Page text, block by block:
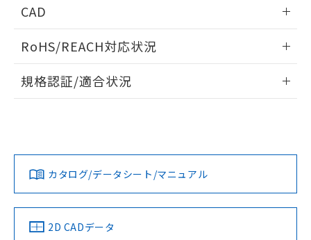
開閉容量
CAD
ドすることができます。
ログイン/会員登録
ダウンロードデータをご利用いただく前に、以下を必ずお読
みください。
ソフトウェアの使用条件
RoHS/REACH対応状況
EU RoHS 注意事項・凡例
対応済み
中国 RoHS 注意事項・凡例
規格認証/適合状況
LR型式承認
（イギリス
船舶規格）
DNV型式承認
（ノルウェー
BV型式承認
（フランス
KR型式
（韓国
カタログ/データシート/マニュアル
2D CADデータ
り、2022年1月12日より割愛しておりま
す。